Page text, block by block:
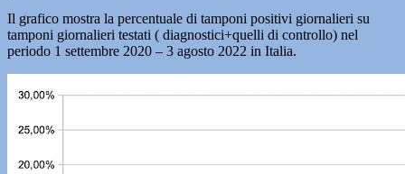
Il grafico mostra la percentuale di tamponi positivi giornalieri su
tamponi giornalieri testati ( diagnostici+quelli di controllo) nel
periodo 1 settembre 2020 – 3 agosto 2022 in Italia.